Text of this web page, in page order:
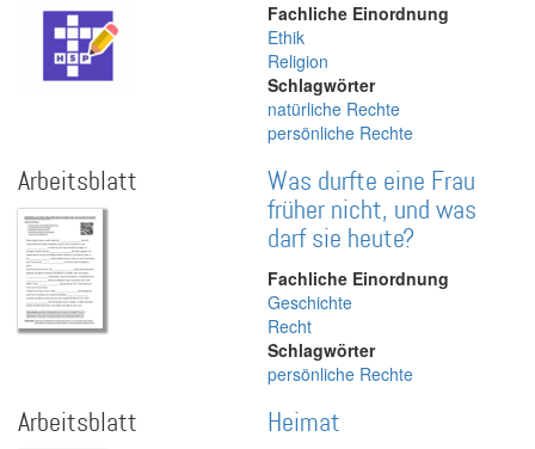
Fachliche Einordnung
Ethik
Religion
Schlagwörter
natürliche Rechte
persönliche Rechte
Arbeitsblatt
Was durfte eine Frau
früher nicht, und was
darf sie heute?
Fachliche Einordnung
Geschichte
Recht
Schlagwörter
persönliche Rechte
Arbeitsblatt Heimat